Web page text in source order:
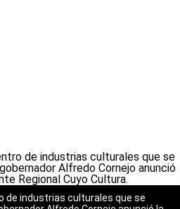
de industrias culturales que se